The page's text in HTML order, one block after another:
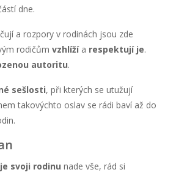
dne.
a rozpory v rodinách jsou zde
rodičům vzhlíží a respektují je.
autoritu.
sešlosti, při kterých se utužují
takovýchto oslav se rádi baví až do
svoji rodinu nade vše, rád si